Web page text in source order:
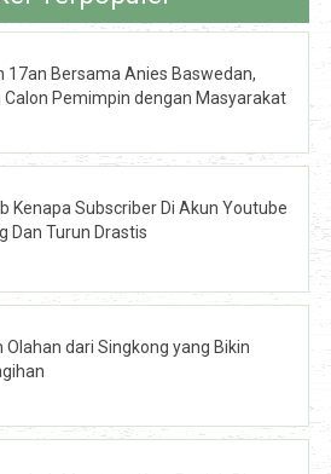
17an Bersama Anies Baswedan,
Calon Pemimpin dengan Masyarakat
Kenapa Subscriber Di Akun Youtube
Dan Turun Drastis
Olahan dari Singkong yang Bikin